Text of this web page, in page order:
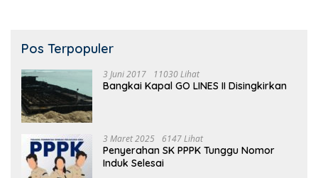
Pos Terpopuler
3 Juni 2017 11030 Lihat
Bangkai Kapal GO LINES II Disingkirkan
3 Maret 2025 6147 Lihat
Penyerahan SK PPPK Tunggu Nomor
Induk Selesai